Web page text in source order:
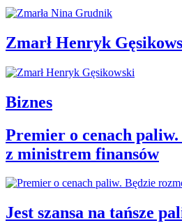
Zmarł Henryk
Biznes
Premier o cenach
z ministrem finansów
Jest szansa na tańsze